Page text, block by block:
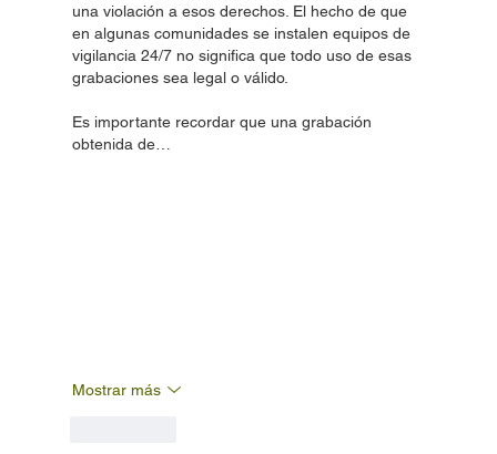
una violación a esos derechos. El hecho de que
en algunas comunidades se instalen equipos de
vigilancia 24/7 no significa que todo uso de esas
grabaciones sea legal o válido.
Es importante recordar que una grabación
obtenida de…
Mostrar más